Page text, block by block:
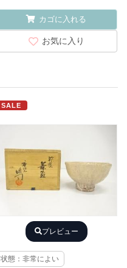
カゴに入れる
お気に入り
SALE
プレビュー
状態：非常によい